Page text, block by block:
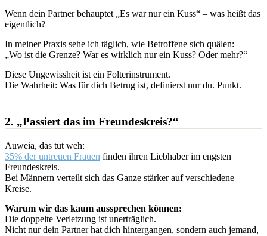
Wenn dein Partner behauptet „Es war nur ein Kuss“ – was heißt das
eigentlich?
In meiner Praxis sehe ich täglich, wie Betroffene sich quälen:
„Wo ist die Grenze? War es wirklich nur ein Kuss? Oder mehr?“
Diese Ungewissheit ist ein Folterinstrument.
Die Wahrheit: Was für dich Betrug ist, definierst nur du. Punkt.
2. „Passiert das im Freundeskreis?“
Auweia, das tut weh:
35% der untreuen Frauen finden ihren Liebhaber im engsten
Freundeskreis.
Bei Männern verteilt sich das Ganze stärker auf verschiedene
Kreise.
Warum wir das kaum aussprechen können:
Die doppelte Verletzung ist unerträglich.
Nicht nur dein Partner hat dich hintergangen, sondern auch jemand,